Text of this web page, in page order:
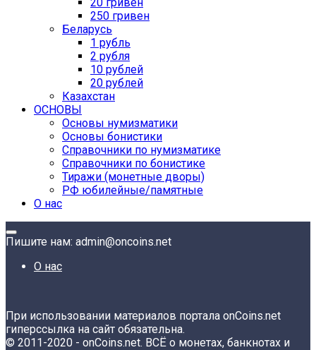
250 гривен
Беларусь
1 рубль
2 рубля
10 рублей
20 рублей
Казахстан
ОСНОВЫ
Основы нумизматики
Основы бонистики
Справочники по нумизматике
Справочники по бонистике
Тиражи (монетные дворы)
РФ юбилейные/памятные
О нас
Пишите нам: admin@oncoins.net
О нас
При использовании материалов портала onCoins.net
гиперссылка на сайт обязательна.
© 2011-2020 - onCoins.net. ВСЁ о монетах, банкнотах и